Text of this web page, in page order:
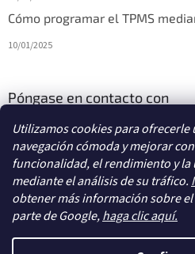
Utilizamos cookies para ofrecerle
navegación cómoda y mejorar
funcionalidad, el rendimiento y
mediante el análisis de su tráfico.
obtener más información sobre
parte de Google,haga clic aquí.
Cómo programar el TPMS
10/01/2025
Póngase en contacto con
info@diagstore.es